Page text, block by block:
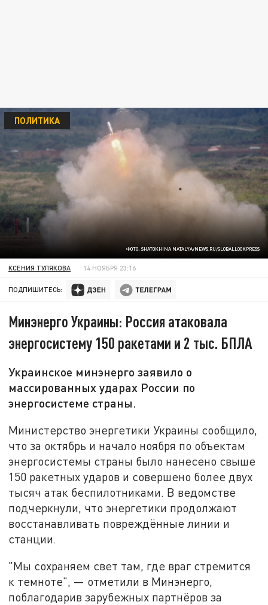
ФОТО: SHATOKHINA NATALYA/NEWS.RU/GLOBALLOOKPRESS
ПОЛИТИКА
КСЕНИЯ ТУЛЯКОВА 14 НОЯБРЯ 23:16
ПОДПИШИТЕСЬ:
Минэнерго Украины: Россия атаковала
энергосистему 150 ракетами и 2 тыс. БПЛА
Украинское минэнерго заявило о
массированных ударах России по
энергосистеме страны.
Министерство энергетики Украины сообщило,
что за октябрь и начало ноября по объектам
энергосистемы страны было нанесено свыше
150 ракетных ударов и совершено более двух
тысяч атак беспилотниками. В ведомстве
подчеркнули, что энергетики продолжают
восстанавливать повреждённые линии и
станции.
"Мы сохраняем свет там, где враг стремится
к темноте", — отметили в Минэнерго,
поблагодарив зарубежных партнёров за